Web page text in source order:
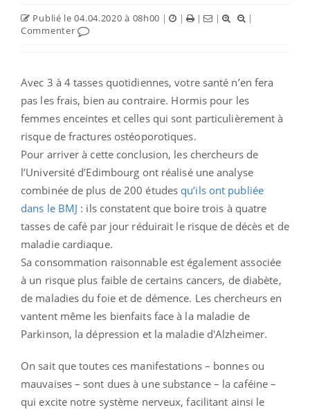
Publié le 04.04.2020 à 08h00 | | | |
|
Commenter
Avec 3 à 4 tasses quotidiennes, votre santé n’en fera
pas les frais, bien au contraire. Hormis pour les
femmes enceintes et celles qui sont particulièrement à
risque de fractures ostéoporotiques.
Pour arriver à cette conclusion, les chercheurs de
l’Université d’Edimbourg ont réalisé une analyse
combinée de plus de 200 études qu’ils ont publiée
dans le BMJ : ils constatent que boire trois à quatre
tasses de café par jour réduirait le risque de décès et de
maladie cardiaque.
Sa consommation raisonnable est également associée
à un risque plus faible de certains cancers, de diabète,
de maladies du foie et de démence. Les chercheurs en
vantent même les bienfaits face à la maladie de
Parkinson, la dépression et la maladie d'Alzheimer.
On sait que toutes ces manifestations – bonnes ou
mauvaises – sont dues à une substance – la caféine –
qui excite notre système nerveux, facilitant ainsi le